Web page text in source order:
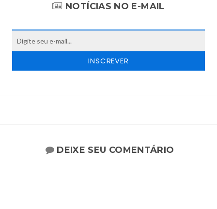
NOTÍCIAS NO E-MAIL
DEIXE SEU COMENTÁRIO